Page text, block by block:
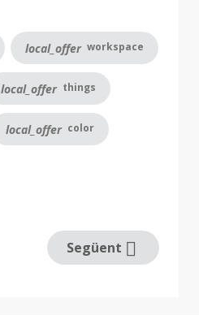
local_offer workspace
local_offer things
local_offer color
Següent